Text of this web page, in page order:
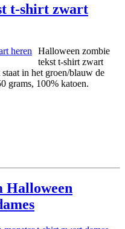
t-shirt zwart
Halloween zombie
tekst t-shirt zwart
in het groen/blauw de
grams, 100% katoen.
Halloween